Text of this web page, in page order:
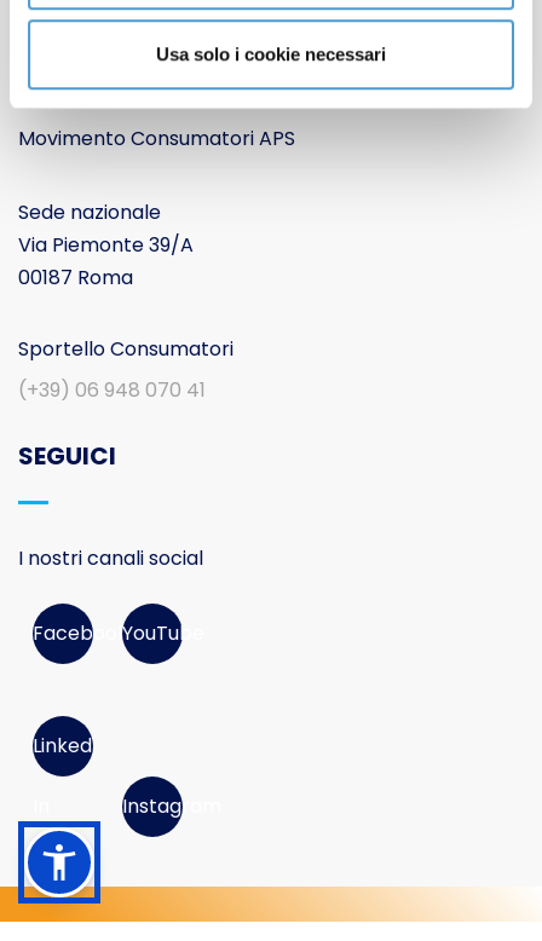
Usa solo i cookie necessari
Movimento Consumatori APS
Sede nazionale
Via Piemonte 39/A
00187 Roma
Sportello Consumatori
(+39) 06 948 070 41
SEGUICI
I nostri canali social
FacebookYouTube
Linked
Instagram